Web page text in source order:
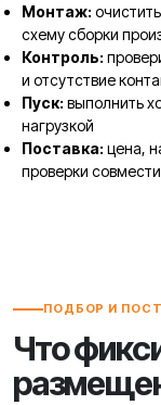
Монтаж:
схему сборки
Контроль:
и отсутствие
Пуск: выполнить
нагрузкой
Поставка: цена,
проверки
ПОДБОР И
Что